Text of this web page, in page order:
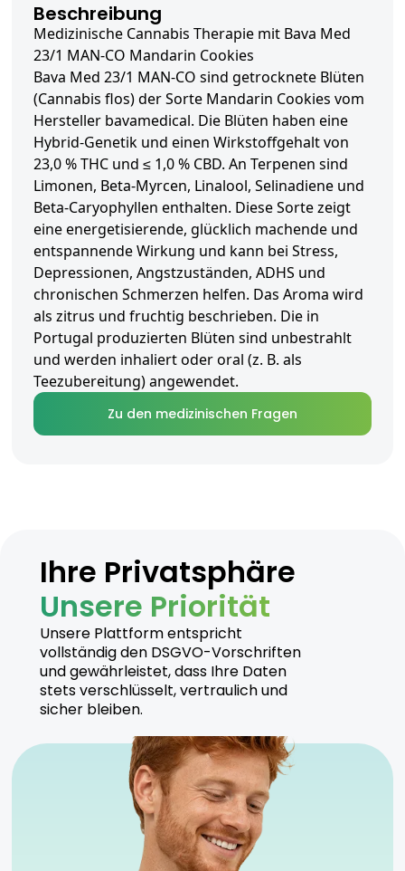
Beschreibung
Medizinische Cannabis Therapie mit Bava Med
23/1 MAN-CO Mandarin Cookies
Bava Med 23/1 MAN-CO sind getrocknete Blüten
(Cannabis flos) der Sorte Mandarin Cookies vom
Hersteller bavamedical. Die Blüten haben eine
Hybrid-Genetik und einen Wirkstoffgehalt von
23,0 % THC und ≤ 1,0 % CBD. An Terpenen sind
Limonen, Beta-Myrcen, Linalool, Selinadiene und
Beta-Caryophyllen enthalten. Diese Sorte zeigt
eine energetisierende, glücklich machende und
entspannende Wirkung und kann bei Stress,
Depressionen, Angstzuständen, ADHS und
chronischen Schmerzen helfen. Das Aroma wird
als zitrus und fruchtig beschrieben. Die in
Portugal produzierten Blüten sind unbestrahlt
und werden inhaliert oder oral (z. B. als
Teezubereitung) angewendet.
Zu den medizinischen Fragen
Ihre Privatsphäre
Unsere Priorität
Unsere Plattform entspricht
vollständig den DSGVO-Vorschriften
und gewährleistet, dass Ihre Daten
stets verschlüsselt, vertraulich und
sicher bleiben.